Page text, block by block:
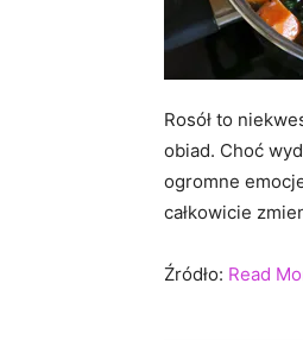
Rosół to
obiad. Choć
ogromne
całkowicie
Źródło: Read